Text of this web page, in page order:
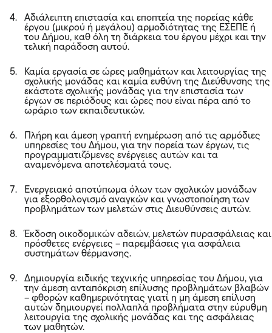
Αδιάλειπτη επιστασία και εποπτεία της πορείας κάθε
έργου (μικρού ή μεγάλου) αρμοδιότητας της ΕΣΕΠΕ ή
του Δήμου, καθ όλη τη διάρκεια του έργου μέχρι και την
τελική παράδοση αυτού.
Καμία εργασία σε ώρες μαθημάτων και λειτουργίας της
σχολικής μονάδας και καμία ευθύνη της Διεύθυνσης της
εκάστοτε σχολικής μονάδας για την επιστασία των
έργων σε περιόδους και ώρες που είναι πέρα από το
ωράριο των εκπαιδευτικών.
Πλήρη και άμεση γραπτή ενημέρωση από τις αρμόδιες
υπηρεσίες του Δήμου, για την πορεία των έργων, τις
προγραμματιζόμενες ενέργειες αυτών και τα
αναμενόμενα αποτελέσματά τους.
Ενεργειακό αποτύπωμα όλων των σχολικών μονάδων
για εξορθολογισμό αναγκών και γνωστοποίηση των
προβλημάτων των μελετών στις Διευθύνσεις αυτών.
Έκδοση οικοδομικών αδειών, μελετών πυρασφάλειας και
πρόσθετες ενέργειες – παρεμβάσεις για ασφάλεια
συστημάτων θέρμανσης.
Δημιουργία ειδικής τεχνικής υπηρεσίας του Δήμου, για
την άμεση ανταπόκριση επίλυσης προβλημάτων βλαβών
– φθορών καθημερινότητας γιατί η μη άμεση επίλυση
αυτών δημιουργεί πολλαπλά προβλήματα στην εύρυθμη
λειτουργία της σχολικής μονάδας και της ασφάλειας
των μαθητών.